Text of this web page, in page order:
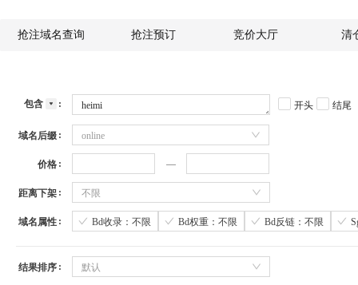
抢注域名查询 抢注预订 竞价大厅 清
包含 开头 结尾
域名后缀 online
价格
距离下架 不限
域名属性 Bd收录：不限 Bd权重：不限 Bd反链：不限
结果排序 默认